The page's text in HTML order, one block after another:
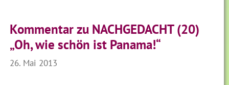
Kommentar zu NACHGEDACHT (20)
„Oh, wie schön ist Panama!“
26. Mai 2013